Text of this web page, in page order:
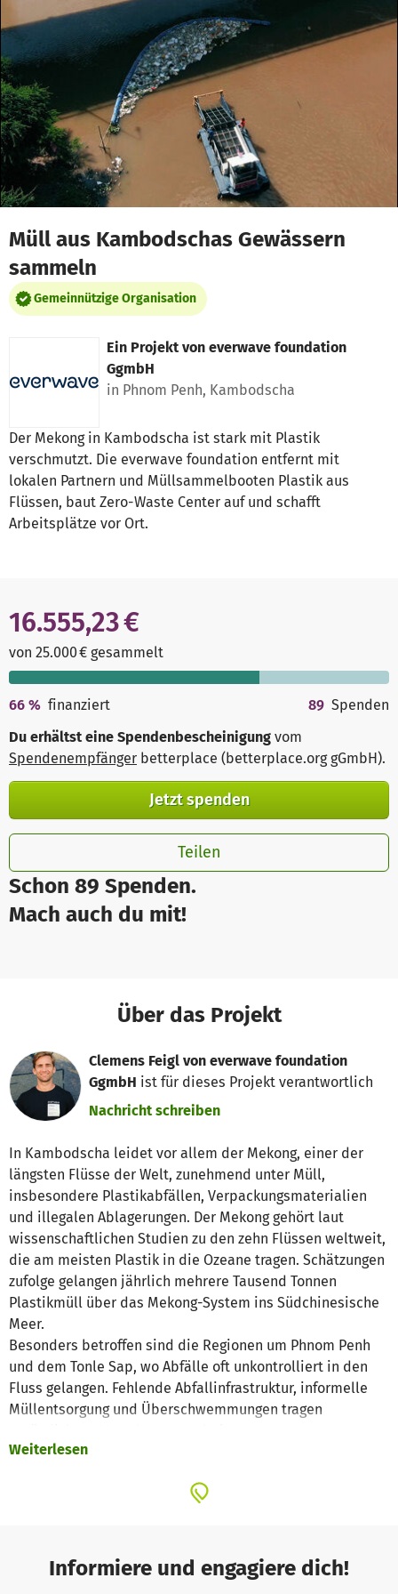
Zum Hauptinhalt springen
Erklärung zur Barrierefreiheit anzeigen
Müll aus Kambodschas Gewässern
sammeln
Gemeinnützige Organisation
Ein Projekt von everwave foundation
GgmbH
in Phnom Penh, Kambodscha
Der Mekong in Kambodscha ist stark mit Plastik
verschmutzt. Die everwave foundation entfernt mit
lokalen Partnern und Müllsammelbooten Plastik aus
Flüssen, baut Zero-Waste Center auf und schafft
Arbeitsplätze vor Ort.
Schon 89 Spenden.
Mach auch du mit!
16.555,23 €
von 25.000 € gesammelt
66 % finanziert 89 Spenden
Du erhältst eine Spendenbescheinigung vom
Spendenempfänger betterplace (betterplace.org gGmbH).
Jetzt spenden
Teilen
Über das Projekt
Clemens Feigl von everwave foundation
GgmbH ist für dieses Projekt verantwortlich
Nachricht schreiben
In Kambodscha leidet vor allem der Mekong, einer der
längsten Flüsse der Welt, zunehmend unter Müll,
insbesondere Plastikabfällen, Verpackungsmaterialien
und illegalen Ablagerungen. Der Mekong gehört laut
wissenschaftlichen Studien zu den zehn Flüssen weltweit,
die am meisten Plastik in die Ozeane tragen. Schätzungen
zufolge gelangen jährlich mehrere Tausend Tonnen
Plastikmüll über das Mekong-System ins Südchinesische
Meer.
Besonders betroffen sind die Regionen um Phnom Penh
und dem Tonle Sap, wo Abfälle oft unkontrolliert in den
Fluss gelangen. Fehlende Abfallinfrastruktur, informelle
Müllentsorgung und Überschwemmungen tragen
Dieser Müll gefährdet:
die durch Mikroplastik und Schadstoffe bedroht sind
Tourismus und lokale Wirtschaft, insbesondere
Fischerei und Landwirtschaft
Weiterlesen
Informiere und engagiere dich!